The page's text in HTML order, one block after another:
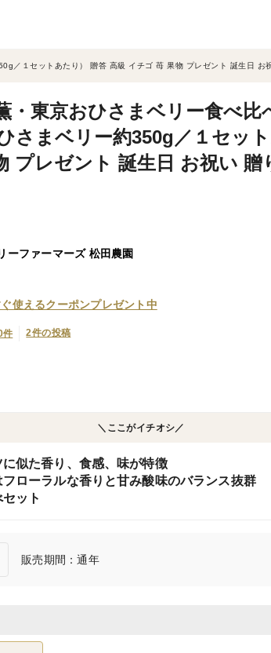
／１セットあたり） 贈答 高級 イチゴ 苺 果物 プレゼント 誕生日 お
・東京おひさまベリー食べ比
さまベリー約350g／１セッ
プレゼント 誕生日 お祝い 贈
ーファーマーズ 松田農園
使えるクーポンプレゼント中
件 2件の投稿
＼ここがイチオシ／
似た香り、食感、味が特徴
ローラルな香りと甘み酸味のバランス抜群
ット
販売期間：通年